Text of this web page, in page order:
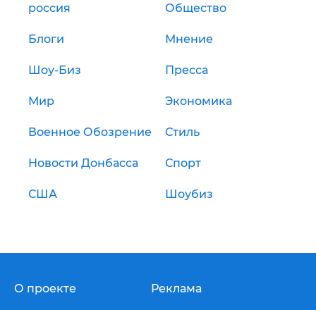
россия Общество
Блоги Мнение
Шоу-Биз Пресса
Мир Экономика
Военное Обозрение Стиль
Новости Донбасса Спорт
США Шоубиз
О проекте Реклама